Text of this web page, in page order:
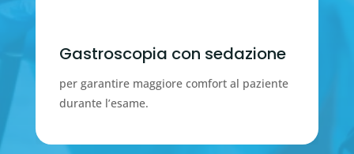
Gastroscopia con sedazione
per garantire maggiore comfort al paziente
durante l’esame.